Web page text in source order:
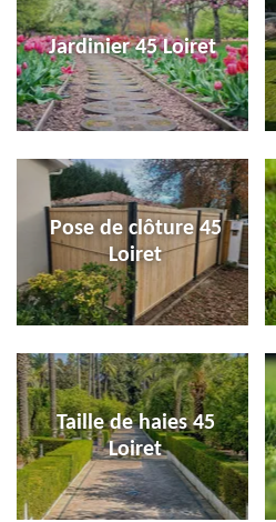
Jardinier 45 Loiret
Pose de clôture 45
Loiret
Taille de haies 45
Loiret